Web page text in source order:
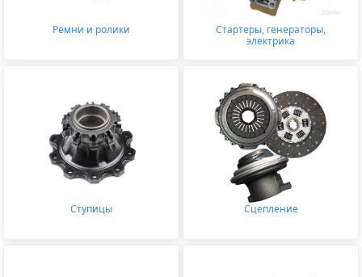
Ремни и ролики
Стартеры, генераторы,
электрика
Ступицы Сцепление